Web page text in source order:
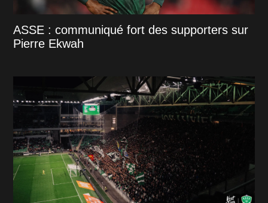
ASSE : communiqué fort des supporters sur
Pierre Ekwah